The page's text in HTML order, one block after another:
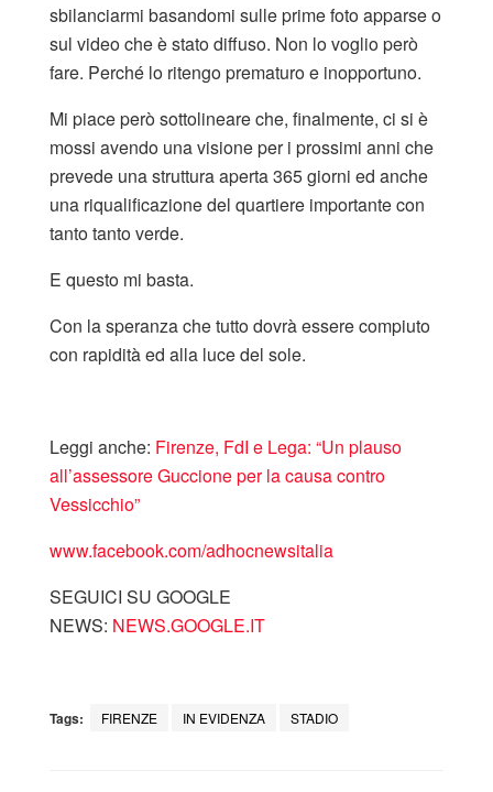
sbilanciarmi basandomi sulle prime foto apparse o
sul video che è stato diffuso. Non lo voglio però
fare. Perché lo ritengo prematuro e inopportuno.
Mi piace però sottolineare che, finalmente, ci si è
mossi avendo una visione per i prossimi anni che
prevede una struttura aperta 365 giorni ed anche
una riqualificazione del quartiere importante con
tanto tanto verde.
E questo mi basta.
Con la speranza che tutto dovrà essere compiuto
con rapidità ed alla luce del sole.
Leggi anche: Firenze, FdI e Lega: “Un plauso
all’assessore Guccione per la causa contro
Vessicchio”
www.facebook.com/adhocnewsitalia
SEGUICI SU GOOGLE
NEWS: NEWS.GOOGLE.IT
Tags: FIRENZE IN EVIDENZA STADIO